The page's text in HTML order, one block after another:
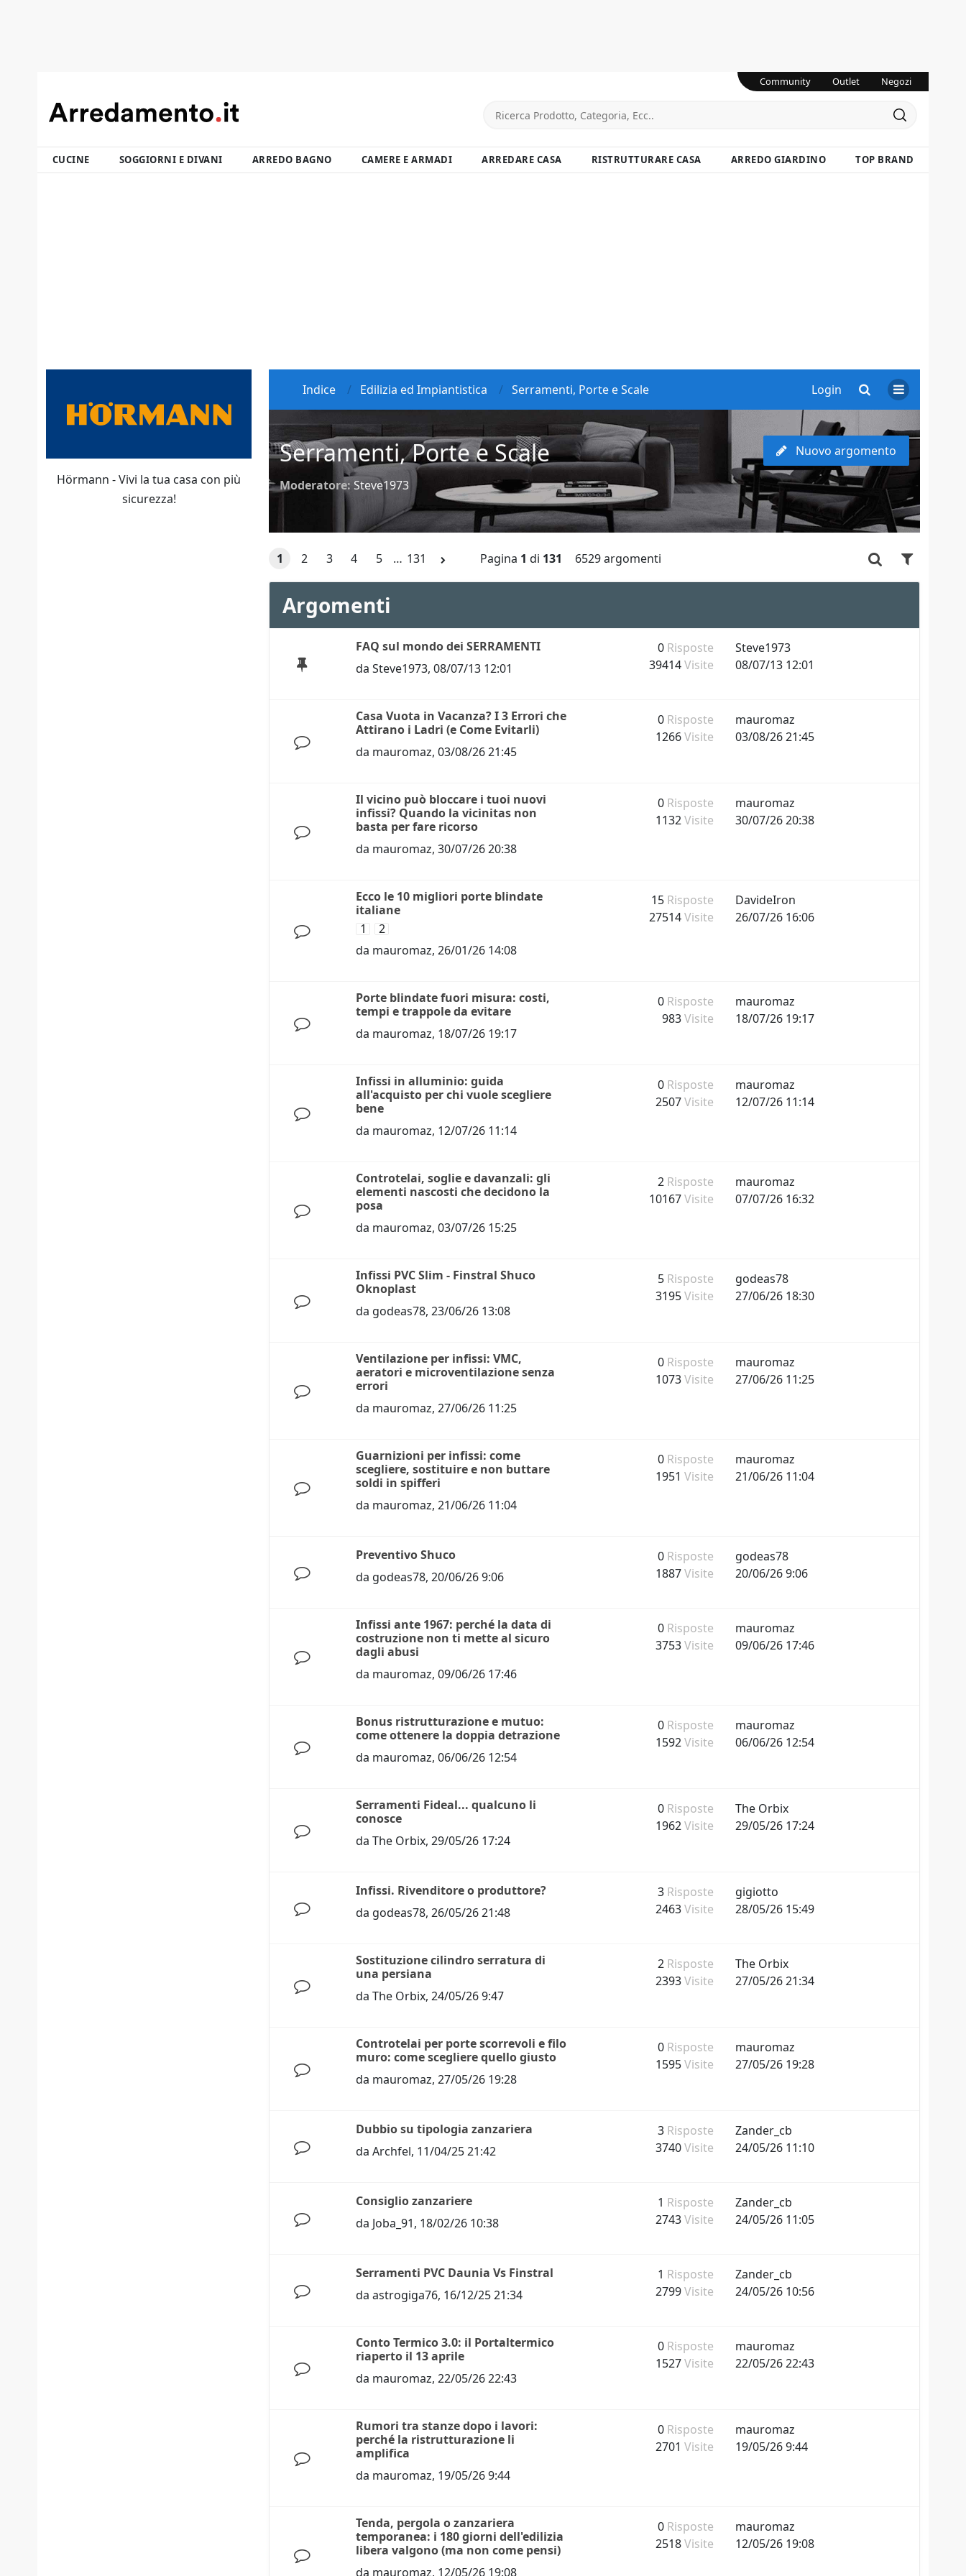
Community Outlet Negozi
CUCINE SOGGIORNI E DIVANI ARREDO BAGNO CAMERE E ARMADI ARREDARE CASA RISTRUTTURARE CASA ARREDO GIARDINO TOP BRAND
Login
Indice Edilizia ed Impiantistica Serramenti, Porte e Scale
Serramenti, Porte e Scale
Moderatore: Steve1973
Nuovo argomento
1 2 3 4 5 … 131 Pagina 1 di 131 6529 argomenti
Argomenti
FAQ sul mondo dei SERRAMENTI
daSteve1973,08/07/13 12:01
0 Risposte
39414Visite
Steve1973
08/07/13 12:01
Casa Vuota in Vacanza? I 3 Errori che
Attirano i Ladri (e Come Evitarli)
da mauromaz,03/08/26 21:45
0 Risposte
1266Visite
mauromaz
03/08/26 21:45
Il vicino può bloccare i tuoi nuovi
infissi? Quando la vicinitas non
basta per fare ricorso
da mauromaz,30/07/26 20:38
0 Risposte
1132Visite
mauromaz
30/07/26 20:38
Ecco le 10 migliori porte blindate
italiane
1
2
da mauromaz,26/01/26 14:08
15 Risposte
27514Visite
DavideIron
26/07/26 16:06
Porte blindate fuori misura: costi,
tempi e trappole da evitare
da mauromaz, 18/07/26 19:17
0 Risposte
983Visite
mauromaz
18/07/26 19:17
Infissi in alluminio: guida
all'acquisto per chi vuole scegliere
bene
da mauromaz, 12/07/26 11:14
0 Risposte
2507Visite
mauromaz
12/07/26 11:14
Controtelai, soglie e davanzali: gli
elementi nascosti che decidono la
posa
da mauromaz,03/07/26 15:25
2 Risposte
10167Visite
mauromaz
07/07/26 16:32
Infissi PVC Slim - Finstral Shuco
Oknoplast
da godeas78,23/06/26 13:08
5 Risposte
3195Visite
godeas78
27/06/26 18:30
Ventilazione per infissi: VMC,
aeratori e microventilazione senza
errori
da mauromaz,27/06/26 11:25
0 Risposte
1073Visite
mauromaz
27/06/26 11:25
Guarnizioni per infissi: come
scegliere, sostituire e non buttare
soldi in spifferi
da mauromaz,21/06/26 11:04
0 Risposte
1951 Visite
mauromaz
21/06/26 11:04
Preventivo Shuco
da godeas78,20/06/26 9:06
0 Risposte
1887Visite
godeas78
20/06/26 9:06
Infissi ante 1967: perché la data di
costruzione non ti mette al sicuro
dagli abusi
da mauromaz,09/06/26 17:46
0 Risposte
3753Visite
mauromaz
09/06/26 17:46
Bonus ristrutturazione e mutuo:
come ottenere la doppia detrazione
da mauromaz,06/06/26 12:54
0 Risposte
1592Visite
mauromaz
06/06/26 12:54
Serramenti Fideal... qualcuno li
conosce
daThe Orbix,29/05/26 17:24
0 Risposte
1962Visite
The Orbix
29/05/26 17:24
Infissi. Rivenditore o produttore?
da godeas78,26/05/26 21:48
3 Risposte
2463Visite
gigiotto
28/05/26 15:49
Sostituzione cilindro serratura di
una persiana
daThe Orbix,24/05/26 9:47
2 Risposte
2393Visite
The Orbix
27/05/26 21:34
Controtelai per porte scorrevoli e filo
muro: come scegliere quello giusto
da mauromaz,27/05/26 19:28
0 Risposte
1595Visite
mauromaz
27/05/26 19:28
Dubbio su tipologia zanzariera
daArchfel, 11/04/25 21:42
3 Risposte
3740Visite
Zander_cb
24/05/26 11:10
Consiglio zanzariere
da Joba_91, 18/02/26 10:38
1 Risposte
2743Visite
Zander_cb
24/05/26 11:05
Serramenti PVC Daunia Vs Finstral
daastrogiga76, 16/12/25 21:34
1 Risposte
2799Visite
Zander_cb
24/05/26 10:56
Conto Termico 3.0: il Portaltermico
riaperto il 13 aprile
da mauromaz,22/05/26 22:43
0 Risposte
1527Visite
mauromaz
22/05/26 22:43
Rumori tra stanze dopo i lavori:
perché la ristrutturazione li
amplifica
da mauromaz, 19/05/26 9:44
0 Risposte
2701 Visite
mauromaz
19/05/26 9:44
Tenda, pergola o zanzariera
temporanea: i 180 giorni dell'edilizia
libera valgono (ma non come pensi)
da mauromaz, 12/05/26 19:08
0 Risposte
2518Visite
mauromaz
12/05/26 19:08
Hörmann - Vivi la tua casa con più
sicurezza!